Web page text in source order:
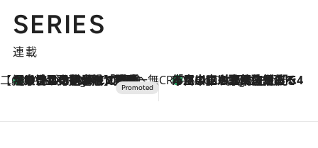
SERIES
連載
【CREA×星野リゾート】唯一無二。癒しと発見が待つ場所へ
7 Hours Ago
【トンボの足水浴】ヒノキの香りに包まれて涼感マックス！約13℃の湧水かけ流しを避暑地「星野温泉 トンボの湯」で体験 CREA'S CHOICE
9 Hours Ago
「立川にも歌舞伎があるんだよ」 片岡仁左衛門・市川中車ら豪華座組みで4年目の立川立飛歌舞伎へ